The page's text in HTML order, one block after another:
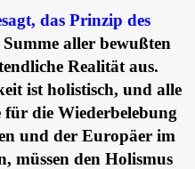
das Prinzip des
aller bewußten
Realität aus.
ist holistisch, und alle
für die Wiederbelebung
und der Europäer im
müssen den Holismus